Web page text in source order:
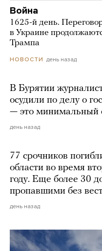
Война
1625-й день.
в Украине
Трампа
НОВОСТИ день назад
В Бурятии
осудили по делу о
— это минимальный
день назад
77 срочников
области во время
году. Еще более 30
пропавшими без
день назад